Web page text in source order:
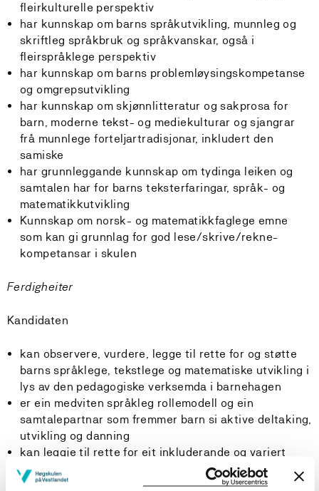
fleirkulturelle perspektiv
har kunnskap om barns språkutvikling, munnleg og
skriftleg språkbruk og språkvanskar, også i
fleirspråklege perspektiv
har kunnskap om barns problemløysingskompetanse
og omgrepsutvikling
har kunnskap om skjønnlitteratur og sakprosa for
barn, moderne tekst- og mediekulturar og sjangrar
frå munnlege forteljartradisjonar, inkludert den
samiske
har grunnleggande kunnskap om tydinga leiken og
samtalen har for barns teksterfaringar, språk- og
matematikkutvikling
Kunnskap om norsk- og matematikkfaglege emne
som kan gi grunnlag for god lese/skrive/rekne-
kompetansar i skulen
Ferdigheiter
Kandidaten
kan observere, vurdere, legge til rette for og støtte
barns språklege, tekstlege og matematiske utvikling i
lys av den pedagogiske verksemda i barnehagen
er ein medviten språkleg rollemodell og ein
samtalepartnar som fremmer barn si aktive deltaking,
utvikling og danning
kan leggje til rette for eit inkluderande og variert
lekemiljø for matematisk og språkleg utforsking,
forteljing og høgtlesing